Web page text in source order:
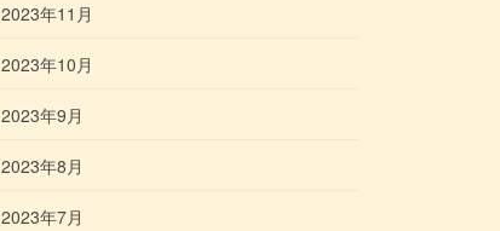
2023年11月
2023年10月
2023年9月
2023年8月
2023年7月